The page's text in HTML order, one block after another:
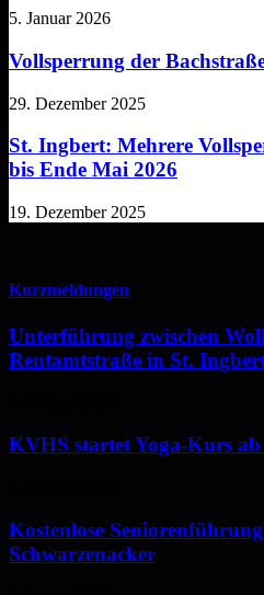
5. Januar 2026
Vollsperrung der
29. Dezember 2025
St. Ingbert: Mehrere
bis Ende Mai 2026
19. Dezember 2025
Kurzmeldungen
Unterführung zwischen
Rentamtstraße in St.
KVHS startet Yoga-Kurs
Kostenlose
Schwarzenacker